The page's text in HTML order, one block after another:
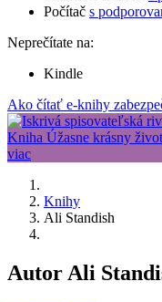
Počítač s
Neprečítate na:
Kindle
Ako čítať e-knihy
Knihy
Ali Standish
Autor Ali